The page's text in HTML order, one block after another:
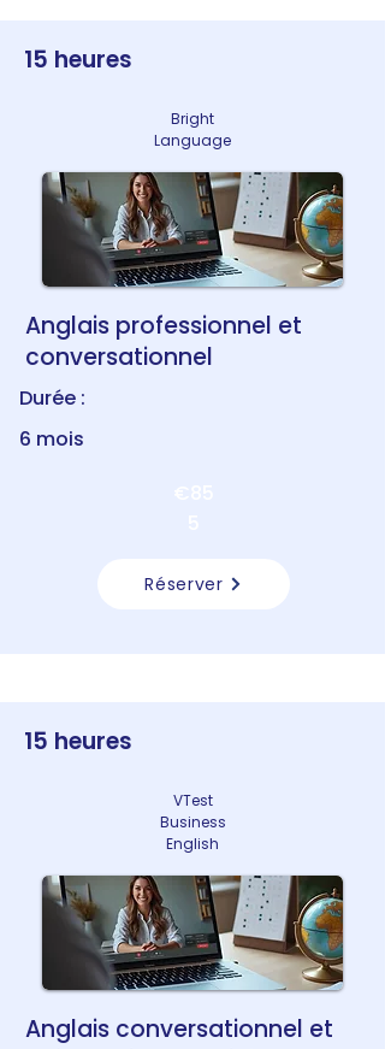
15 heures
Bright
Language
Anglais professionnel et
conversationnel
Durée :
6 mois
Réserver
15 heures
VTest
Business
English
Anglais conversationnel et